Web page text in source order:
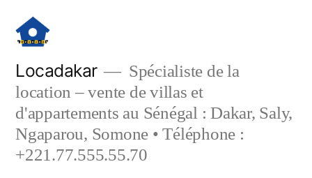
contenu
Locadakar
Spécialiste de la
location – vente de villas et
d'appartements au Sénégal : Dakar, Saly,
Ngaparou, Somone • Téléphone :
+221.77.555.55.70